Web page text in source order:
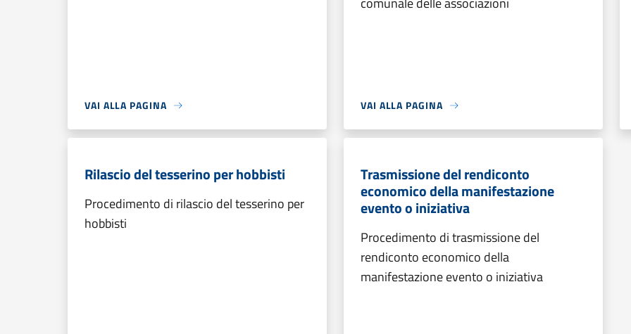
VAI ALLA PAGINA VAI ALLA PAGINA
Rilascio del tesserino per hobbisti
Procedimento di rilascio del tesserino per
hobbisti
Trasmissione del rendiconto
economico della manifestazione
evento o iniziativa
Procedimento di trasmissione del
rendiconto economico della
manifestazione evento o iniziativa